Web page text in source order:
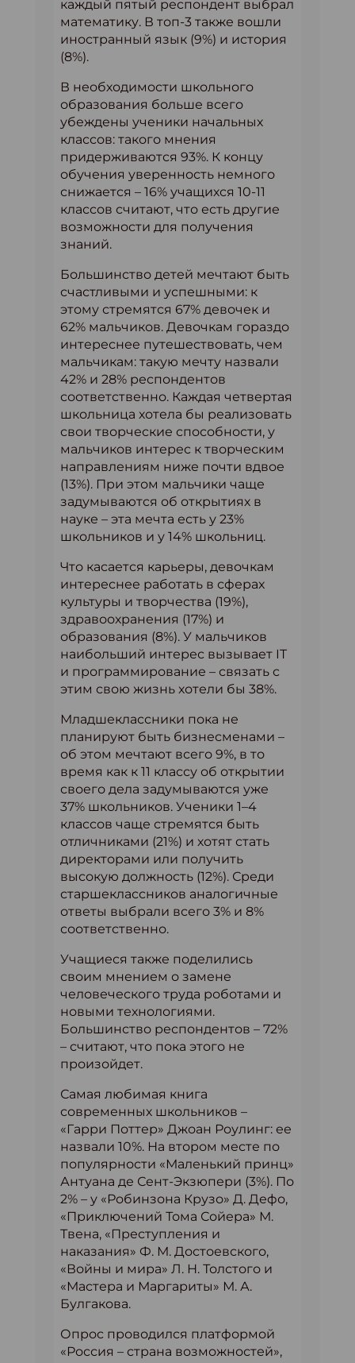
каждый пятый респондент выбрал
математику. В топ-3 также вошли
иностранный язык (9%) и история
(8%).
В необходимости школьного
образования больше всего
убеждены ученики начальных
классов: такого мнения
придерживаются 93%. К концу
обучения уверенность немного
снижается – 16% учащихся 10-11
классов считают, что есть другие
возможности для получения
знаний.
Большинство детей мечтают быть
счастливыми и успешными: к
этому стремятся 67% девочек и
62% мальчиков. Девочкам гораздо
интереснее путешествовать, чем
мальчикам: такую мечту назвали
42% и 28% респондентов
соответственно. Каждая четвертая
школьница хотела бы реализовать
свои творческие способности, у
мальчиков интерес к творческим
направлениям ниже почти вдвое
(13%). При этом мальчики чаще
задумываются об открытиях в
науке – эта мечта есть у 23%
школьников и у 14% школьниц.
Что касается карьеры, девочкам
интереснее работать в сферах
культуры и творчества (19%),
здравоохранения (17%) и
образования (8%). У мальчиков
наибольший интерес вызывает IT
и программирование – связать с
этим свою жизнь хотели бы 38%.
Младшеклассники пока не
планируют быть бизнесменами –
об этом мечтают всего 9%, в то
время как к 11 классу об открытии
своего дела задумываются уже
37% школьников. Ученики 1–4
классов чаще стремятся быть
отличниками (21%) и хотят стать
директорами или получить
высокую должность (12%). Среди
старшеклассников аналогичные
ответы выбрали всего 3% и 8%
соответственно.
Учащиеся также поделились
своим мнением о замене
человеческого труда роботами и
новыми технологиями.
Большинство респондентов – 72%
– считают, что пока этого не
произойдет.
Самая любимая книга
современных школьников –
«Гарри Поттер» Джоан Роулинг: ее
назвали 10%. На втором месте по
популярности «Маленький принц»
Антуана де Сент-Экзюпери (3%). По
2% – у «Робинзона Крузо» Д. Дефо,
«Приключений Тома Сойера» М.
Твена, «Преступления и
наказания» Ф. М. Достоевского,
«Войны и мира» Л. Н. Толстого и
«Мастера и Маргариты» М. А.
Булгакова.
Опрос проводился платформой
«Россия – страна возможностей»,